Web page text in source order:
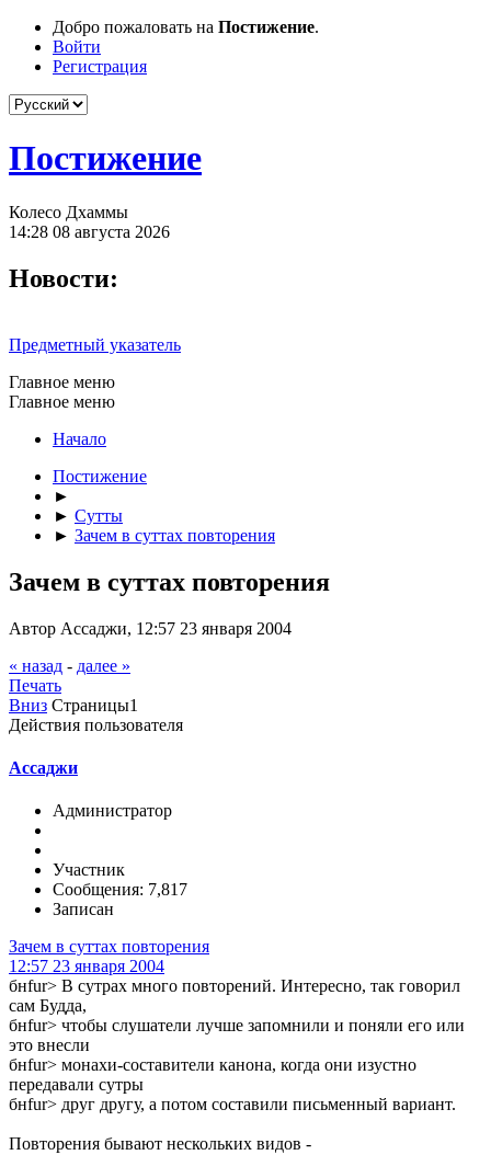
Добро пожаловать на Постижение.
Войти
Регистрация
Постижение
Колесо Дхаммы
14:28 08 августа 2026
Новости:
Предметный указатель
Главное меню
Главное меню
Начало
Постижение
►
► Сутты
► Зачем в суттах повторения
Зачем в суттах повторения
Автор Ассаджи, 12:57 23 января 2004
« назад - далее »
Печать
Вниз Страницы1
Действия пользователя
Ассаджи
Администратор
Участник
Сообщения: 7,817
Записан
Зачем в суттах повторения
12:57 23 января 2004
бнfur> В сутрах много повторений. Интересно, так говорил
сам Будда,
бнfur> чтобы слушатели лучше запомнили и поняли его или
это внесли
бнfur> монахи-составители канона, когда они изустно
передавали сутры
бнfur> друг другу, а потом составили письменный вариант.
Повторения бывают нескольких видов -